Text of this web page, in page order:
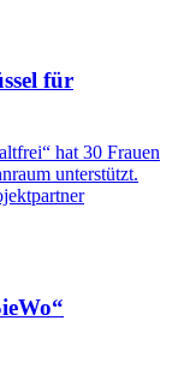
für
hat 30 Frauen
unterstützt.